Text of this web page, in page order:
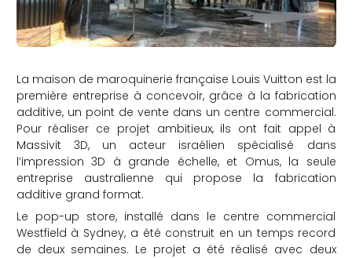
La maison de maroquinerie française Louis Vuitton est la
première entreprise à concevoir, grâce à la fabrication
additive, un point de vente dans un centre commercial.
Pour réaliser ce projet ambitieux, ils ont fait appel à
Massivit 3D, un acteur israélien spécialisé dans
l’impression 3D à grande échelle, et Omus, la seule
entreprise australienne qui propose la fabrication
additive grand format.
Le pop-up store, installé dans le centre commercial
Westfield à Sydney, a été construit en un temps record
de deux semaines. Le projet a été réalisé avec deux